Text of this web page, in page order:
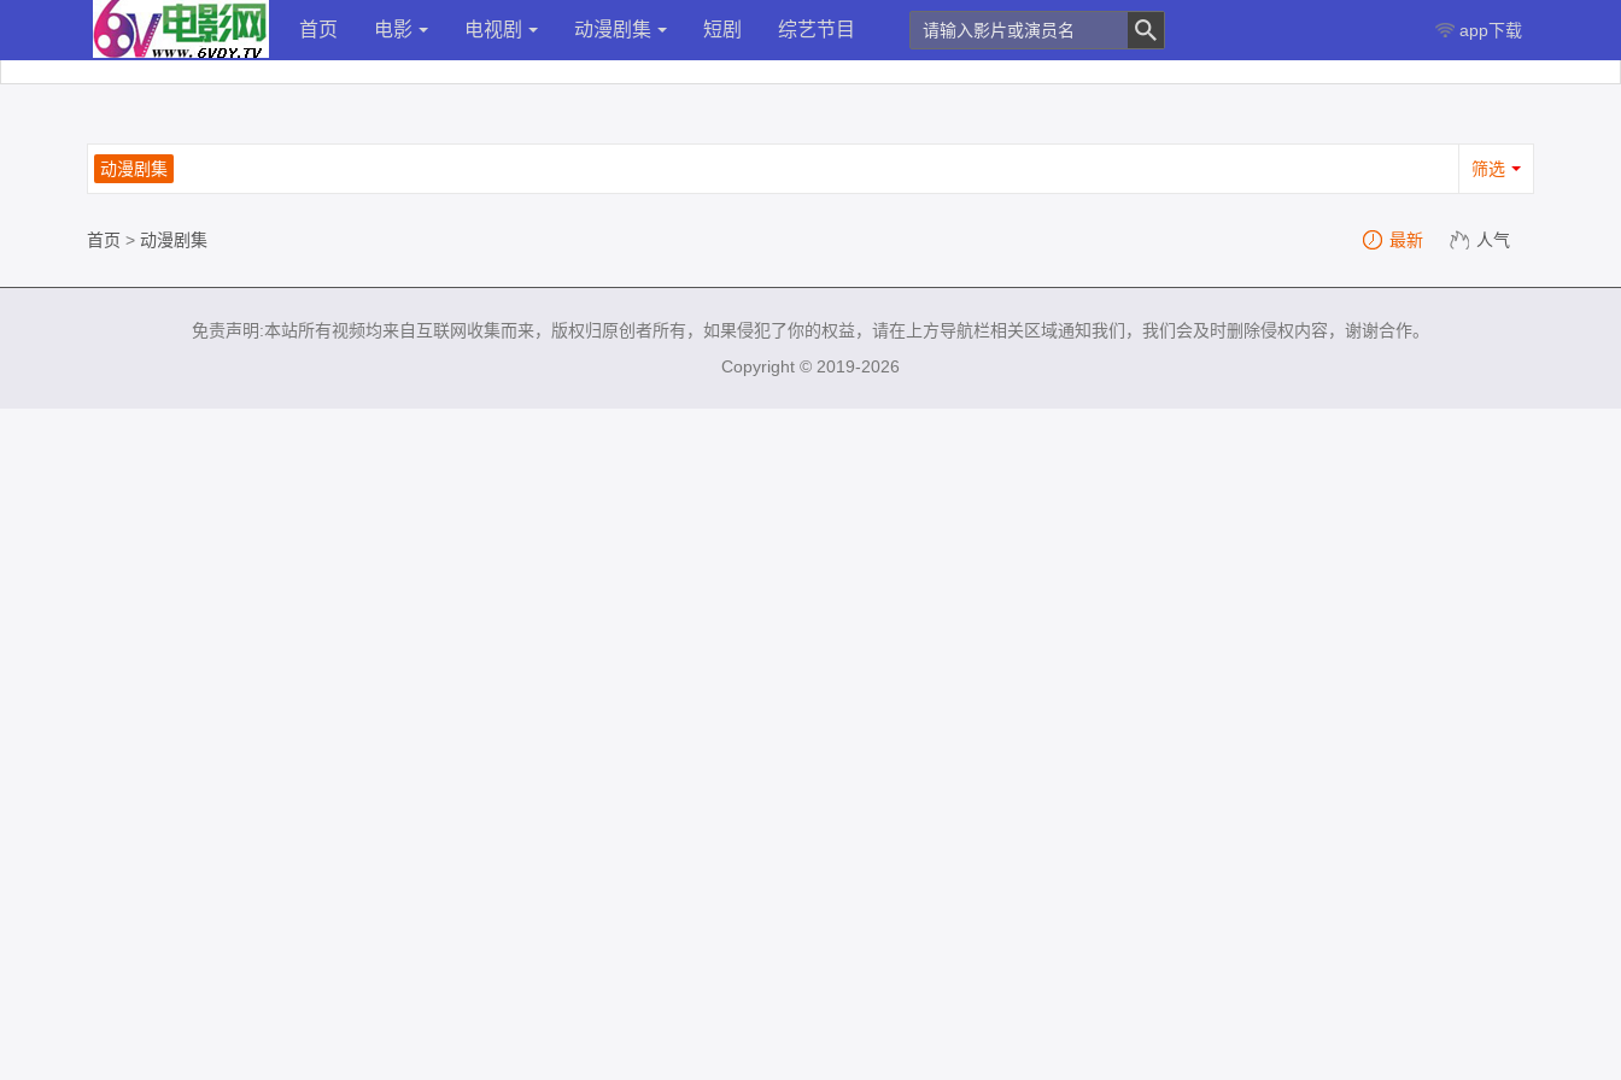
首页 电影 电视剧 动漫剧集 短剧 综艺节目 app下载
动漫剧集 筛选
首页 > 动漫剧集 最新 人气
免责声明:本站所有视频均来自互联网收集而来，版权归原创者所有，如果侵犯了你的权益，请在上方导航栏相关区域通知我们，我们会及时删除侵权内容，谢谢合作。
Copyright © 2019-2026